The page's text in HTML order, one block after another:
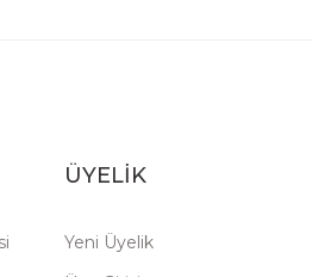
ÜYELİK
Yeni Üyelik